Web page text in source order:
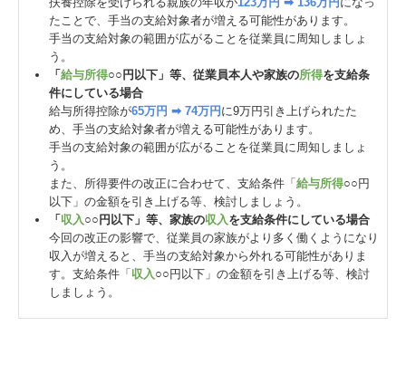
たことで、手当の支給対象者が増える可能性があります。
手当の支給対象の範囲が広がることを従業員に周知しましょ
う。
「 給与所得○○円以下」等、従業員本人や家族の所得を支給条
件にしている場合
給与所得控除が65万円 ➡ 74万円 に9万円引き上げられたた
め、手当の支給対象者が増える可能性があります。
手当の支給対象の範囲が広がることを従業員に周知しましょ
う。
また、所得要件の改正に合わせて、支給条件「 給与所得○○円
以下」の金額を引き上げる等、検討しましょう。
「 収入○○円以下」等、家族の収入を支給条件にしている場合
今回の改正の影響で、従業員の家族がより多く働くようになり
収入が増えると、手当の支給対象から外れる可能性がありま
す。支給条件「 収入○○円以下」の金額を引き上げる等、検討
しましょう。